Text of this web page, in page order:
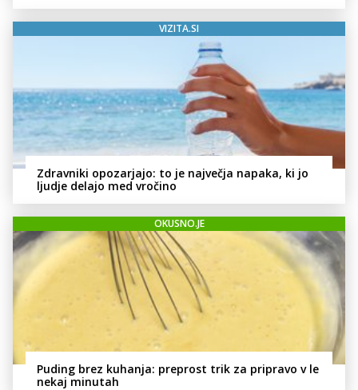
VIZITA.SI
Zdravniki opozarjajo: to je največja napaka, ki jo
ljudje delajo med vročino
OKUSNO.JE
Puding brez kuhanja: preprost trik za pripravo v le
nekaj minutah